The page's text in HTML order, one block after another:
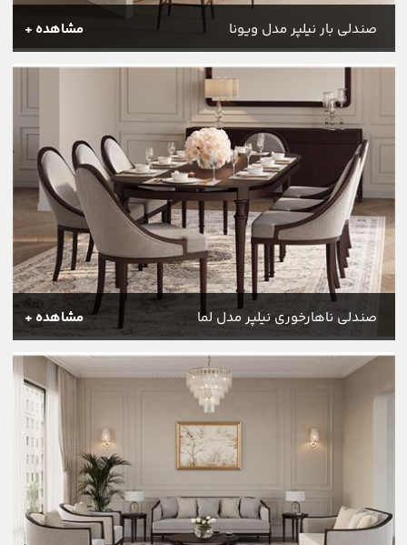
مشاهده + صندلی بار نیلپر مدل ویونا
مشاهده + صندلی ناهارخوری نیلپر مدل لما